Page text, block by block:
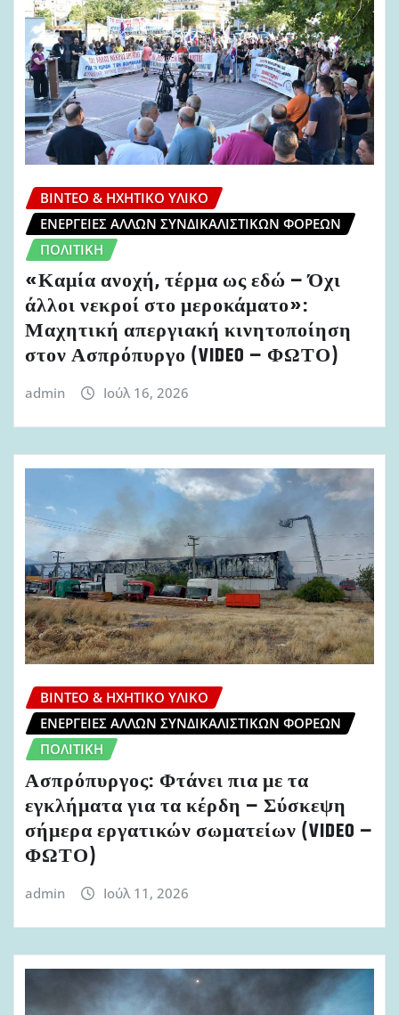
ΒΊΝΤΕΟ & ΗΧΗΤΙΚΌ ΥΛΙΚΌ
ΕΝΈΡΓΕΙΕΣ ΆΛΛΩΝ ΣΥΝΔΙΚΑΛΙΣΤΙΚΏΝ ΦΟΡΈΩΝ
ΠΟΛΙΤΙΚΉ
«Καμία ανοχή, τέρμα ως εδώ – Όχι
άλλοι νεκροί στο μεροκάματο»:
Μαχητική απεργιακή κινητοποίηση
στον Ασπρόπυργο (VIDEO – ΦΩΤΟ)
admin Ιούλ 16, 2026
ΒΊΝΤΕΟ & ΗΧΗΤΙΚΌ ΥΛΙΚΌ
ΕΝΈΡΓΕΙΕΣ ΆΛΛΩΝ ΣΥΝΔΙΚΑΛΙΣΤΙΚΏΝ ΦΟΡΈΩΝ
ΠΟΛΙΤΙΚΉ
Ασπρόπυργος: Φτάνει πια με τα
εγκλήματα για τα κέρδη – Σύσκεψη
σήμερα εργατικών σωματείων (VIDEO –
ΦΩΤΟ)
admin Ιούλ 11, 2026